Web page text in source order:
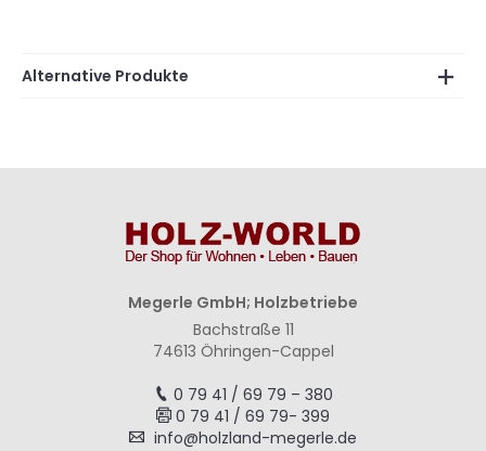
Alternative Produkte
Megerle GmbH; Holzbetriebe
Bachstraße 11
74613 Öhringen-Cappel
0 79 41 / 69 79 – 380
0 79 41 / 69 79- 399
info@holzland-megerle.de